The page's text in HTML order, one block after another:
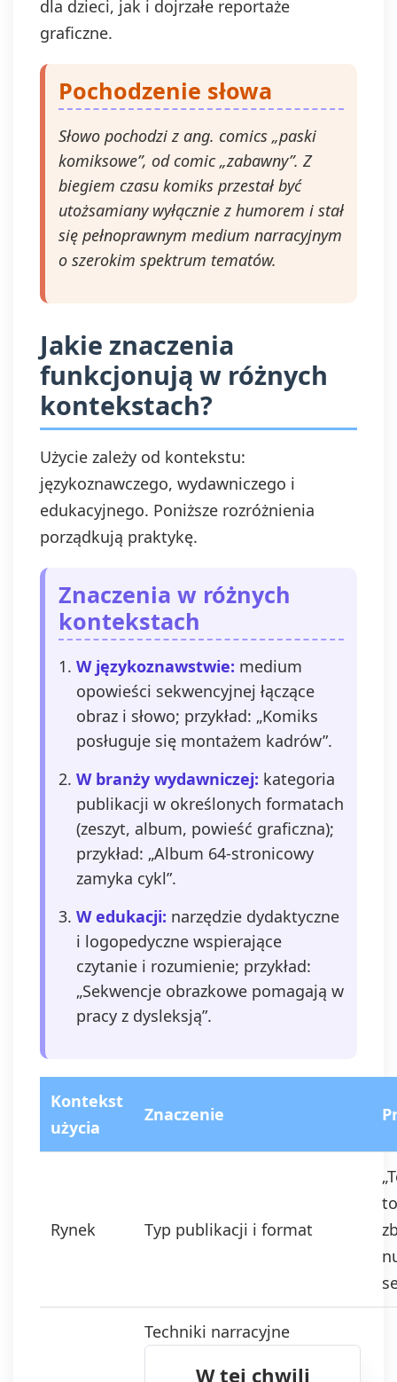
dla dzieci, jak i dojrzałe reportaże
graficzne.
Pochodzenie słowa
Słowo pochodzi z ang. comics „paski
komiksowe”, od comic „zabawny”. Z
biegiem czasu komiks przestał być
utożsamiany wyłącznie z humorem i stał
się pełnoprawnym medium narracyjnym
o szerokim spektrum tematów.
Jakie znaczenia
funkcjonują w różnych
kontekstach?
Użycie zależy od kontekstu:
językoznawczego, wydawniczego i
edukacyjnego. Poniższe rozróżnienia
porządkują praktykę.
Znaczenia w różnych
kontekstach
W językoznawstwie: medium
opowieści sekwencyjnej łączące
obraz i słowo; przykład: „Komiks
posługuje się montażem kadrów”.
W branży wydawniczej: kategoria
publikacji w określonych formatach
(zeszyt, album, powieść graficzna);
przykład: „Album 64‑stronicowy
zamyka cykl”.
W edukacji: narzędzie dydaktyczne
i logopedyczne wspierające
czytanie i rozumienie; przykład:
„Sekwencje obrazkowe pomagają w
pracy z dysleksją”.
Kontekst
użycia
Znaczenie
Rynek Typ publikacji i format
Techniki narracyjne
W tej chwili